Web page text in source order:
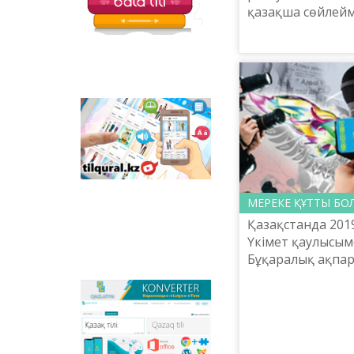
Tilqural.kz - is a web
service for the gradual
study of the state
language. The website
contains an online
Qazlatyn.kz - is a multi-
functional converter
that transforms texts
from Cyrillic to Latin
қазақша
языка,
МЕРЕКЕ ҚҰТТЫ
Қазақстанда
Үкімет
Бұқаралық